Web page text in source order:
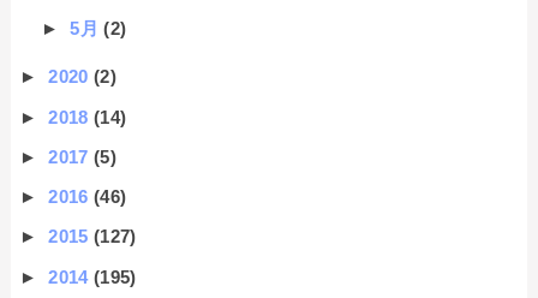
►5月(2)
►2020(2)
►2018(14)
►2017(5)
►2016(46)
►2015(127)
►2014(195)